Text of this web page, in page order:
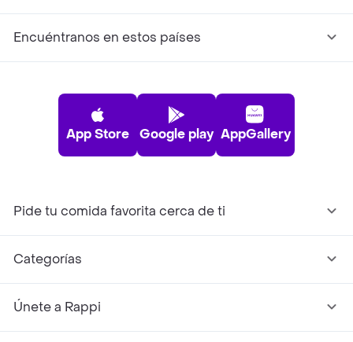
Encuéntranos en estos países
App Store Google play AppGallery
Pide tu comida favorita cerca de ti
Categorías
Únete a Rappi